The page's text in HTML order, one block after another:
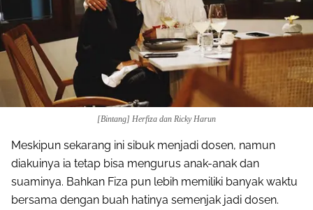
[Bintang] Herfiza dan Ricky Harun
Meskipun sekarang ini sibuk menjadi dosen, namun
diakuinya ia tetap bisa mengurus anak-anak dan
suaminya. Bahkan Fiza pun lebih memiliki banyak waktu
bersama dengan buah hatinya semenjak jadi dosen.